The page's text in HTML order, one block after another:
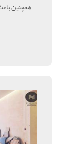
همچنین